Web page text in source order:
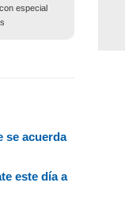
especial
se acuerda
este día a